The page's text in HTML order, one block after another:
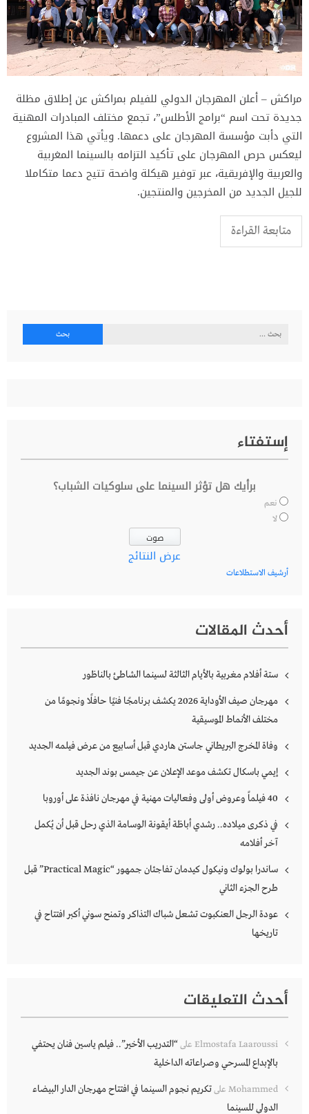
مراكش – أعلن المهرجان الدولي للفيلم بمراكش عن إطلاق مظلة
جديدة تحت اسم “برامج الأطلس”، تجمع مختلف المبادرات المهنية
التي دأبت مؤسسة المهرجان على دعمها. ويأتي هذا المشروع
ليعكس حرص المهرجان على تأكيد التزامه بالسينما المغربية
والعربية والإفريقية، عبر توفير هيكلة واضحة تتيح دعما متكاملا
للجيل الجديد من المخرجين والمنتجين.
متابعة القراءة
البحث
إستفتاء
برأيك هل تؤثر السينما على سلوكيات الشباب؟
نعم
لا
عرض النتائج
أرشيف الاستطلاعات
أحدث المقالات
ستة أفلام مغربية بالأيام الثالثة لسينما الشاطئ بالناظور
مهرجان صيف الأوداية 2026 يكشف برنامجًا فنيًا حافلًا ونجومًا من
مختلف الأنماط الموسيقية
وفاة المخرج البريطاني جاستن هاردي قبل أسابيع من عرض فيلمه الجديد
إيمي باسكال تكشف موعد الإعلان عن جيمس بوند الجديد
40 فيلماً وعروض أولى وفعاليات مهنية في مهرجان نافذة على أوروبا
في ذكرى ميلاده.. رشدي أباظة أيقونة الوسامة الذي رحل قبل أن يُكمل
آخر أفلامه
ساندرا بولوك ونيكول كيدمان تفاجئان جمهور “Practical Magic” قبل
طرح الجزء الثاني
عودة الرجل العنكبوت تشعل شباك التذاكر وتمنح سوني أكبر افتتاح في
تاريخها
أحدث التعليقات
Elmostafa Laaroussi على“التدريب الأخير”.. فيلم ياسين فنان يحتفي
بالإبداع المسرحي وصراعاته الداخلية
Mohammed علىتكريم نجوم السينما في افتتاح مهرجان الدار البيضاء
الدولي للسينما